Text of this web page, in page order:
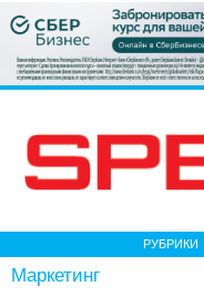
РУБРИКИ
Маркетинг